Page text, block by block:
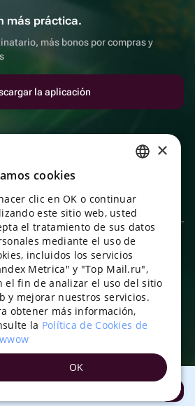
más práctica.
más bonos por compras y
la aplicación
9, sala 2/3
de datos
actividad en el ámbito de las TI: prestación
la publicación de ofertas (anuncios) de
artículos. Acceder a la
el registro de programas rusos para
de descuento en el primer pedido
y obtén tu código
Abrir
ENGLISH
UKRAINIAN
PORTUGUESE
SPANISH
HUNGARIAN
ITALIAN
×
cookies
clic en OK o continuar
este sitio web, usted
el tratamiento de sus datos
mediante el uso de
incluidos los servicios
Metrica" y "Top Mail.ru",
el fin de analizar el uso del sitio
y mejorar nuestros servicios.
obtener más información,
la Política de Cookies de
OK